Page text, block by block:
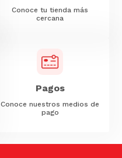
Conoce tu tienda más
cercana
Pagos
Conoce nuestros medios de
pago